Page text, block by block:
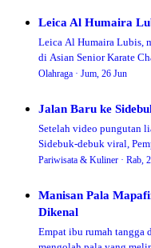
Leica Al Humaira
Leica Al Humaira Lubis,
di Asian Senior Karate
karateka Jordania 6-3 di
Olahraga · Jum, 26 Jun
Jalan Baru ke
Setelah video pungutan
Sidebuk-debuk viral,
pungutan ke pengunjung
Pariwisata & Kuliner · Rab,
Manisan Pala
Dikenal
Empat ibu rumah tangga